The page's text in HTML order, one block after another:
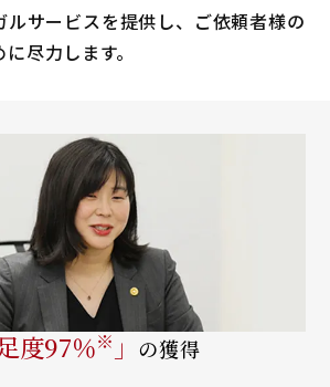
ルサービスを提供し、ご依頼者様の
尽力します。
度97％※ 」 の獲得